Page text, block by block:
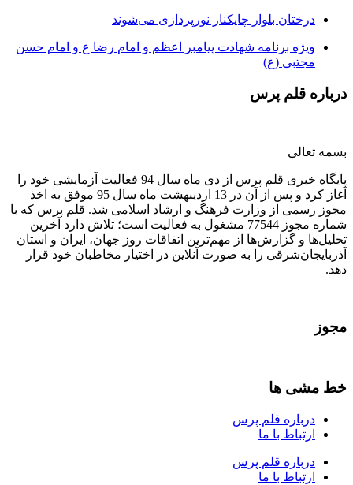
درختان بلوار چایکنار نورپردازی می‌شوند
ویژه برنامه شهادت پیامبر اعظم و امام رضا ع و امام حسن
مجتبی (ع)
درباره قلم پرس
بسمه تعالی
پایگاه خبری قلم پرس از دی ماه سال 94 فعالیت آزمایشی خود را
آغاز کرد و پس از آن در 13 اردیبهشت ماه سال 95 موفق به اخذ
مجوز رسمی از وزارت فرهنگ و ارشاد اسلامی شد. قلم پرس که با
شماره مجوز 77544 مشغول به فعالیت است؛ تلاش دارد آخرین
تحلیل‌ها و گزارش‌ها از مهم‌ترین اتفاقات روز جهان، ایران و استان
آذربایجان‌شرقی را به صورت آنلاین در اختیار مخاطبان خود قرار
دهد.
مجوز
خط مشی ها
درباره قلم پرس
ارتباط با ما
درباره قلم پرس
ارتباط با ما